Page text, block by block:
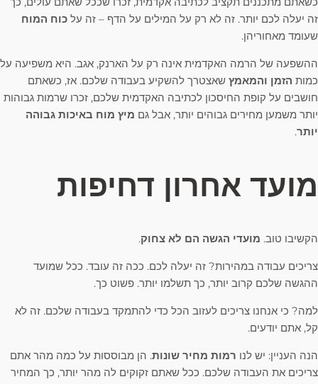
זה יעלה לכם יותר. זה לא רק על המילים על הדף – זה על כוח המוח
שעומד מאחוריהן.
ההשפעה של הרמה האקדמית אינה רק על הארנק, אגב. היא משפיעה על
כמות הזמן והמאמץ שאצטרך להשקיע בעבודה שלכם. אז, כשאתם
חושבים על קופת החיסכון לכתיבה האקדמית שלכם, זכרו שרמות גבוהות
יותר משמען מחירים גבוהים יותר, אבל גם מיץ מוח באיכות גבוהה
יותר.
מועד אחרון דחיפות
הקשיבו טוב. מועדי הגשה הם לא צחוק.
צריכים עבודה במהירות? זה יעלה לכם. ככה זה עובד. ככל שמועד
ההגשה שלכם קרוב יותר, כך תשלמו יותר. פשוט כך.
למה? כי אנחנו צריכים לעזוב הכל כדי להתמקד בעבודה שלכם. זה לא
קל, אתם יודעים.
הנה העניין: יש לנו רמות מחיר שונות. הן מבוססות על כמה מהר אתם
צריכים את העבודה שלכם. ככל שאתם זקוקים לה מהר יותר, כך המחיר